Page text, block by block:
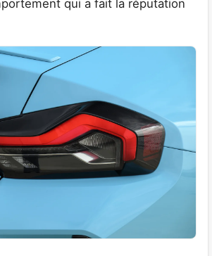
qui a fait la réputation